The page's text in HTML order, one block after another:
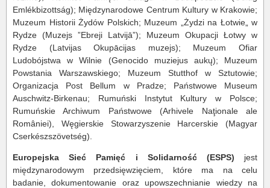
Emlékbizottság); Międzynarodowe Centrum Kultury w Krakowie;
Muzeum Historii Żydów Polskich; Muzeum „Żydzi na Łotwie„ w
Rydze (Muzejs ”Ebreji Latvijā”); Muzeum Okupacji Łotwy w
Rydze (Latvijas Okupācijas muzejs); Muzeum Ofiar
Ludobójstwa w Wilnie (Genocido muziejus aukų); Muzeum
Powstania Warszawskiego; Muzeum Stutthof w Sztutowie;
Organizacja Post Bellum w Pradze; Państwowe Museum
Auschwitz-Birkenau; Rumuński Instytut Kultury w Polsce;
Rumuńskie Archiwum Państwowe (Arhivele Naţionale ale
României), Węgierskie Stowarzyszenie Harcerskie (Magyar
Cserkészszövetség).
Europejska Sieć Pamięć i Solidarność (ESPS) jest
międzynarodowym przedsięwzięciem, które ma na celu
badanie, dokumentowanie oraz upowszechnianie wiedzy na